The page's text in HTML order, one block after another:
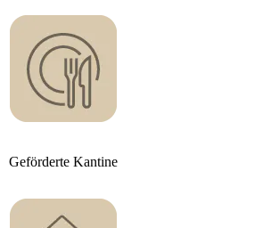
Geförderte Kantine